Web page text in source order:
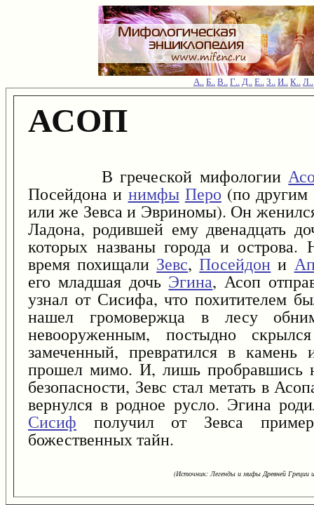
А..Б..В..Г..Д..Е..З..И..К..Л..
АСОП
В греческой мифологии
Посейдона инимфы Перо(по другим
или же Зевса и Эвриномы). Он
Ладона, родившей ему двенадцать
которых названы города и острова.
время похищали Зевс,Посейдон и
его младшая дочь Эгина, Асоп
узнал от Сисифа, что похитителем
нашел громовержца в лесу
невооруженным, постыдно
замеченный, превратился в
прошел мимо. И, лишь пробравшись
безопасности, Зевс стал метать в
вернулся в родное русло. Эгина
Сисиф получил от Зевса
божественных тайн.
(Источник: Легенды и мифы Древней